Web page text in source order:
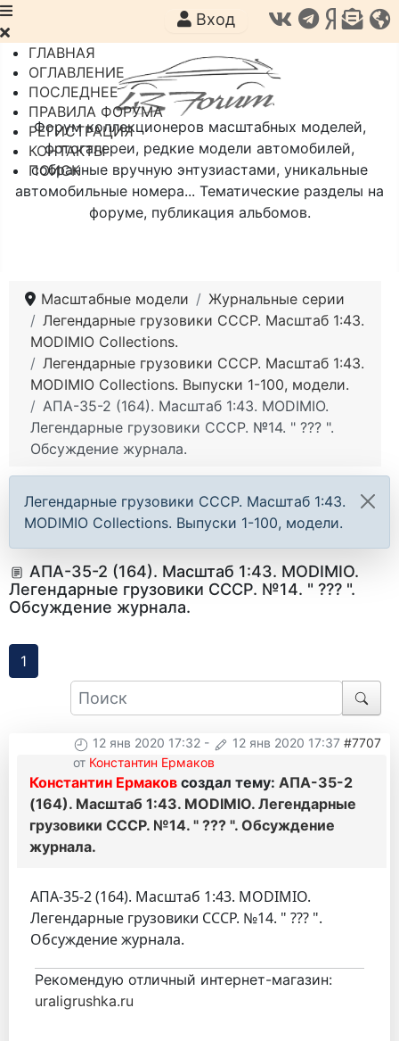
Форум коллекционеров масштабных моделей,
фотогалереи, редкие модели автомобилей,
собранные вручную энтузиастами, уникальные
автомобильные номера... Тематические разделы на
форуме, публикация альбомов.
Вход
ГЛАВНАЯ
ОГЛАВЛЕНИЕ
ПОСЛЕДНЕЕ
ПРАВИЛА ФОРУМА
РЕГИСТРАЦИЯ
КОНТАКТЫ
ПОИСК
Масштабные модели
Журнальные серии
Легендарные грузовики СССР. Масштаб 1:43.
MODIMIO Collections.
Легендарные грузовики СССР. Масштаб 1:43.
MODIMIO Collections. Выпуски 1-100, модели.
АПА-35-2 (164). Масштаб 1:43. MODIMIO.
Легендарные грузовики СССР. №14. " ??? ".
Обсуждение журнала.
Легендарные грузовики СССР. Масштаб 1:43.
MODIMIO Collections. Выпуски 1-100, модели.
АПА-35-2 (164). Масштаб 1:43. MODIMIO.
Легендарные грузовики СССР. №14. " ??? ".
Обсуждение журнала.
1
12 янв 2020 17:32 - 12 янв 2020 17:37 #7707
от Константин Ермаков
Константин Ермаков создал тему: АПА-35-2
(164). Масштаб 1:43. MODIMIO. Легендарные
грузовики СССР. №14. " ??? ". Обсуждение
журнала.
АПА-35-2 (164). Масштаб 1:43. MODIMIO.
Легендарные грузовики СССР. №14. " ??? ".
Обсуждение журнала.
Рекомендую отличный интернет-магазин:
uraligrushka.ru